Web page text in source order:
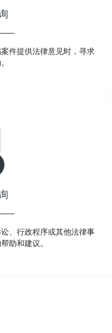
件提供法律意见时，寻求
、行政程序或其他法律事
助和建议。